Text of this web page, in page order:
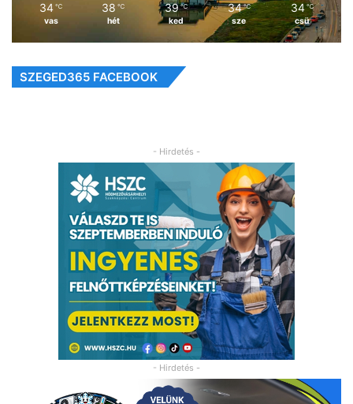
34 ℃
vas
38 ℃
hét
39 ℃
ked
34 ℃
sze
34 ℃
csü
SZEGED365 FACEBOOK
- Hirdetés -
- Hirdetés -